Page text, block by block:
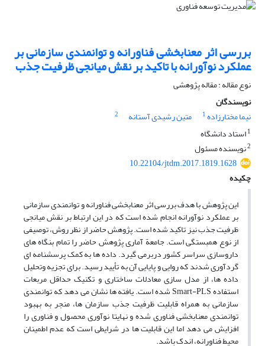
بررسی اثر معنابخشی فناورانه و توانمندی سازمانی بر
عملکرد نوآورانه با تاکید بر نقش میانجی ظرفیت جذب
نوع مقاله : مقاله پژوهشی
نویسندگان
نیما مختارزاده1 متین رشیدی آستانه
2
1استاد دانشگاه
2نویسنده مسئول
10.22104/jtdm.2017.1819.1628
چکیده
این پژوهش با هدف بررسی اثر معنابخشی فناورانه و توانمندی سازمانی
بر عملکرد نوآورانه انجام شده است که در این ارتباط بر نقش میانجی
ظرفیت جذب نیز تاکید شده است. پژوهش حاضر از نظر روش، توصیفی
از نوع همبستگی است. جامعة آماری پژوهش حاضر را تمام بنگاه های
داروسازی سراسر کشور دربرمی گیرد. داده ها به کمک پرسشنامه ای
گردآوری شدند که روایی و پایایی آن به تأیید رسید. برای تجزیه وتحلیل
داده ها، از مدل سازی معادلات ساختاری و تکنیک حداقل مربعات
استفاده Smart-PLS شده است. یافته ها نشان می دهد که توانمندی
سازمانی به همراه قابلیت ظرفیت جذب سازمان ها، منجر به بهبود
توانمندی معنابخشی فناوری شده و نهایتا نوآوری محصول و فناوری را
افزایش می دهد اما این قابلیت ها در شرایطی است که عدم اطمینان
محیط فناورانه، اندک باشد.